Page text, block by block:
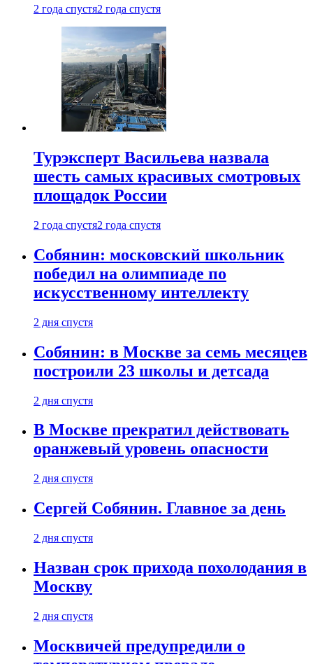
2 года спустя2 года спустя
Турэксперт Васильева назвала
шесть самых красивых смотровых
площадок России
2 года спустя2 года спустя
Собянин: московский школьник
победил на олимпиаде по
искусственному интеллекту
2 дня спустя
Собянин: в Москве за семь месяцев
построили 23 школы и детсада
2 дня спустя
В Москве прекратил действовать
оранжевый уровень опасности
2 дня спустя
Сергей Собянин. Главное за день
2 дня спустя
Назван срок прихода похолодания в
Москву
2 дня спустя
Москвичей предупредили о